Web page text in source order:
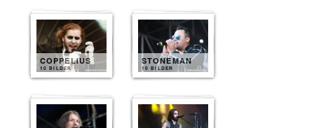
COPPELIUS
10 BILDER
STONEMAN
10 BILDER